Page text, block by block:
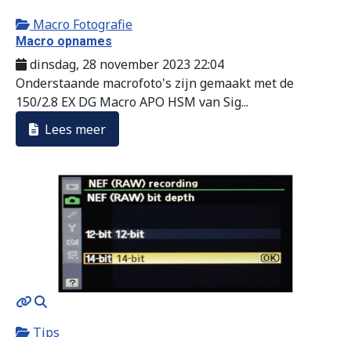
Macro Fotografie
Macro opnames
dinsdag, 28 november 2023 22:04
Onderstaande macrofoto's zijn gemaakt met de
150/2.8 EX DG Macro APO HSM van Sig...
Lees meer
MOD_JTCS_VIEW_ARTICLE_LINK
Tips